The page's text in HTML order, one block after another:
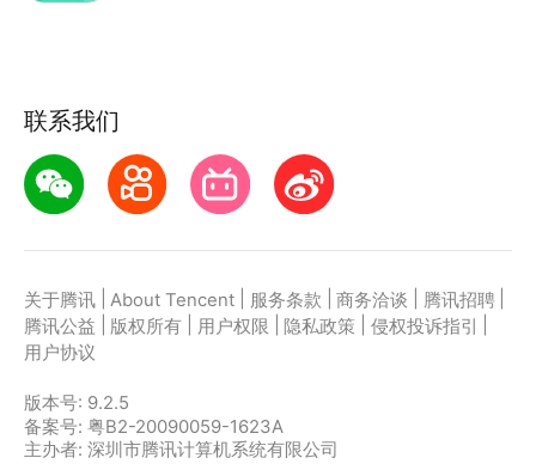
联系我们
关于腾讯 About Tencent 服务条款 商务洽谈 腾讯招聘
腾讯公益
版权所有 用户权限 隐私政策 侵权投诉指引
用户协议
版本号: 9.2.5
备案号: 粤B2-20090059-1623A
主办者: 深圳市腾讯计算机系统有限公司